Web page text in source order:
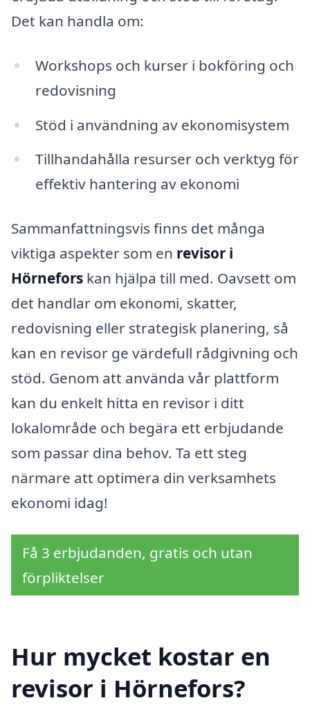
Det kan handla om:
Workshops och kurser i bokföring och
redovisning
Stöd i användning av ekonomisystem
Tillhandahålla resurser och verktyg för
effektiv hantering av ekonomi
Sammanfattningsvis finns det många
viktiga aspekter som en revisor i
Hörnefors kan hjälpa till med. Oavsett om
det handlar om ekonomi, skatter,
redovisning eller strategisk planering, så
kan en revisor ge värdefull rådgivning och
stöd. Genom att använda vår plattform
kan du enkelt hitta en revisor i ditt
lokalområde och begära ett erbjudande
som passar dina behov. Ta ett steg
närmare att optimera din verksamhets
ekonomi idag!
Få 3 erbjudanden, gratis och utan
förpliktelser
Hur mycket kostar en
revisor i Hörnefors?